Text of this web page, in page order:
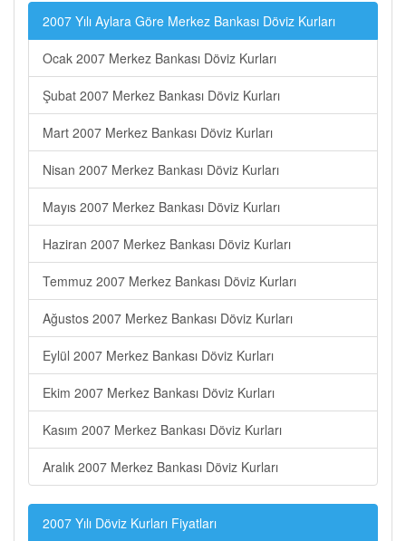
2007 Yılı Aylara Göre Merkez Bankası Döviz Kurları
Ocak 2007 Merkez Bankası Döviz Kurları
Şubat 2007 Merkez Bankası Döviz Kurları
Mart 2007 Merkez Bankası Döviz Kurları
Nisan 2007 Merkez Bankası Döviz Kurları
Mayıs 2007 Merkez Bankası Döviz Kurları
Haziran 2007 Merkez Bankası Döviz Kurları
Temmuz 2007 Merkez Bankası Döviz Kurları
Ağustos 2007 Merkez Bankası Döviz Kurları
Eylül 2007 Merkez Bankası Döviz Kurları
Ekim 2007 Merkez Bankası Döviz Kurları
Kasım 2007 Merkez Bankası Döviz Kurları
Aralık 2007 Merkez Bankası Döviz Kurları
2007 Yılı Döviz Kurları Fiyatları